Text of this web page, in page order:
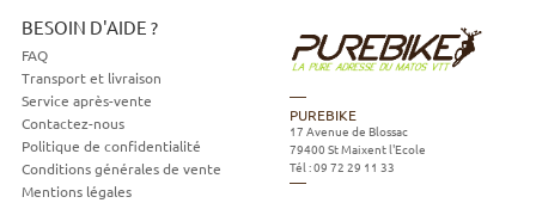
BESOIN D'AIDE ?
FAQ
Transport et livraison
Service après-vente
Contactez-nous
Politique de confidentialité
Conditions générales de vente
Mentions légales
PUREBIKE
17 Avenue de Blossac
79400 St Maixent l'Ecole
Tél :09 72 29 11 33